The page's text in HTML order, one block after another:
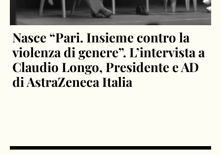
Nasce “Pari. Insieme contro la
violenza di genere”. L’intervista a
Claudio Longo, Presidente e AD
di AstraZeneca Italia